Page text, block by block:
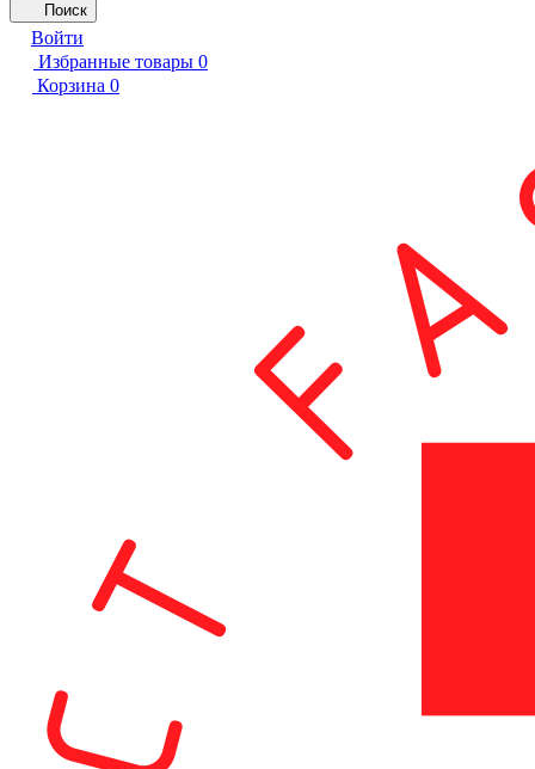
Поиск
Войти
Избранные товары 0
Корзина 0